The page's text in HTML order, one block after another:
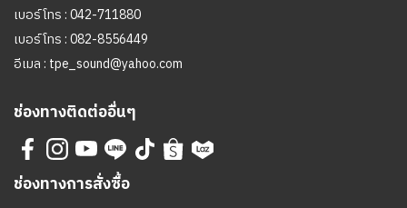
เบอร์โทร :042-711880
เบอร์โทร :082-8556449
อีเมล : tpe_sound@yahoo.com
ช่องทางติดต่ออื่นๆ
ช่องทางการสั่งซื้อ